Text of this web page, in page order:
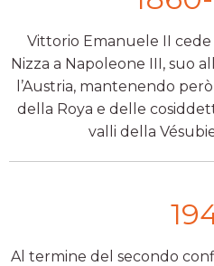
Vittorio Emanuele II cede
Nizza a Napoleone III, suo
l’Austria, mantenendo
della Roya e delle
valli della
Al termine del secondo